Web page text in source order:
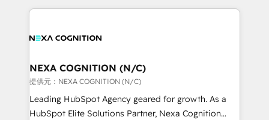
nerds who can harness HubSpot’s custom digital
experience. Working hand-in-hand with your team,
traffic, generates better leads and crushes your
revenue goals. We've worked with thousands of
HubSpot customers and we'd love to work with you
too! Clients come to us for: Advanced CRM solutions
NEXA COGNITION (N/C)
提供元：NEXA COGNITION (N/C)
Leading HubSpot Agency geared for growth. As a
HubSpot Elite Solutions Partner, Nexa Cognition